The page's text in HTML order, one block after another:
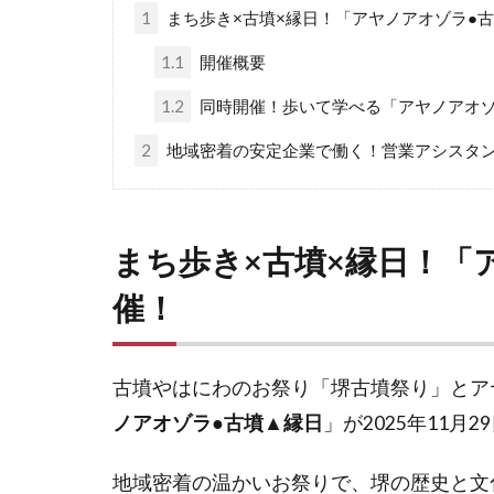
1 まち歩き×古墳×縁日！「アヤノアオゾラ●
1.1 開催概要
1.2 同時開催！歩いて学べる「アヤノアオ
2 地域密着の安定企業で働く！営業アシスタ
まち歩き×古墳×縁日！
催！
古墳やはにわのお祭り「堺古墳祭り」と
ノアオゾラ●古墳▲縁日 」が2025年11月
地域密着の温かいお祭りで、堺の歴史と